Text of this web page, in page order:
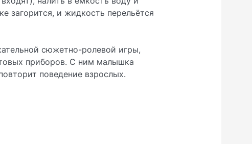
загорится, и жидкость перельётся
сюжетно-ролевой игры,
приборов. С ним малышка
поведение взрослых.